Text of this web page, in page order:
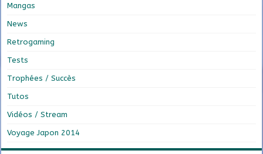
Mangas
News
Retrogaming
Tests
Trophées / Succès
Tutos
Vidéos / Stream
Voyage Japon 2014